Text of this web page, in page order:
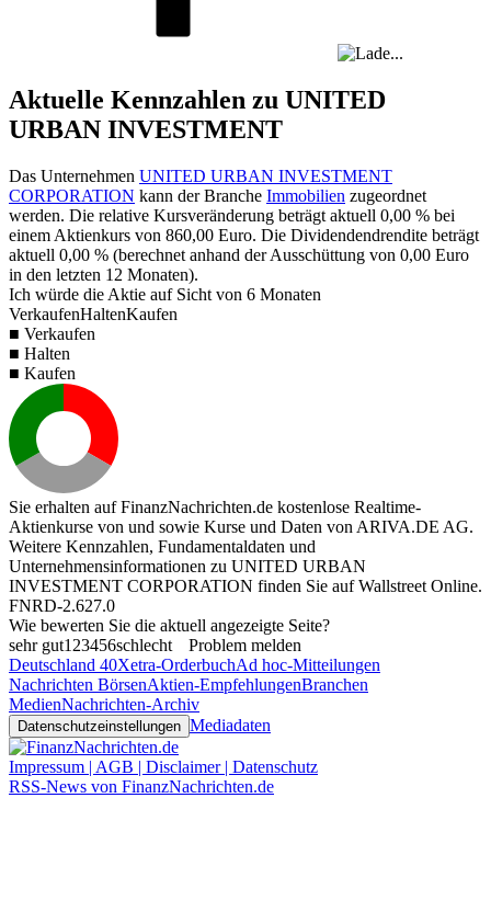
Aktuelle Kennzahlen zu UNITED
URBAN INVESTMENT
Das Unternehmen UNITED URBAN INVESTMENT
CORPORATION kann der Branche Immobilien zugeordnet
werden. Die relative Kursveränderung beträgt aktuell 0,00 % bei
einem Aktienkurs von 860,00 Euro. Die Dividendendrendite beträgt
aktuell 0,00 % (berechnet anhand der Ausschüttung von 0,00 Euro
in den letzten 12 Monaten).
Ich würde die Aktie auf Sicht von 6 Monaten
VerkaufenHaltenKaufen
■ Verkaufen
■ Halten
■ Kaufen
Sie erhalten auf FinanzNachrichten.de kostenlose Realtime-
Aktienkurse von und sowie Kurse und Daten von ARIVA.DE AG.
Weitere Kennzahlen, Fundamentaldaten und
Unternehmensinformationen zu UNITED URBAN
INVESTMENT CORPORATION finden Sie aufWallstreet Online.
FNRD-2.627.0
Wie bewerten Sie die aktuell angezeigte Seite?
sehr gut1 23456schlecht
Problem melden
Deutschland 40Xetra-OrderbuchAd hoc-Mitteilungen
Nachrichten BörsenAktien-EmpfehlungenBranchen
MedienNachrichten-Archiv
Datenschutzeinstellungen Mediadaten
Impressum | AGB | Disclaimer | Datenschutz
RSS-News von FinanzNachrichten.de